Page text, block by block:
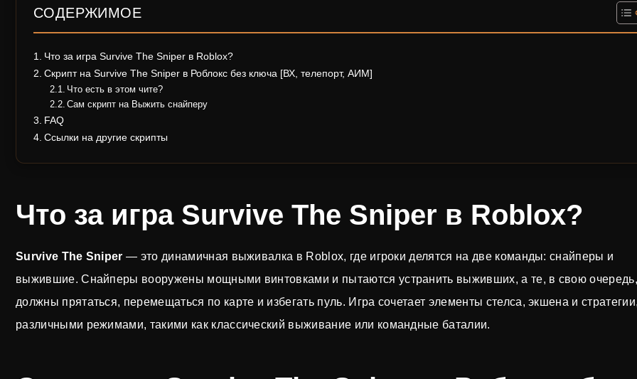
СОДЕРЖИМОЕ
Что за игра Survive The Sniper в Roblox?
Скрипт на Survive The Sniper в Роблокс без ключа [ВХ, телепорт, АИМ]
Что есть в этом чите?
Сам скрипт на Выжить снайперу
FAQ
Ссылки на другие скрипты
Что за игра Survive The Sniper в Roblox?
Survive The Sniper — это динамичная выживалка в Roblox, где игроки делятся на две команды: снайперы и
выжившие. Снайперы вооружены мощными винтовками и пытаются устранить выживших, а те, в свою
должны прятаться, перемещаться по карте и избегать пуль. Игра сочетает элементы стелса, экшена и
различными режимами, такими как классический выживание или командные баталии.